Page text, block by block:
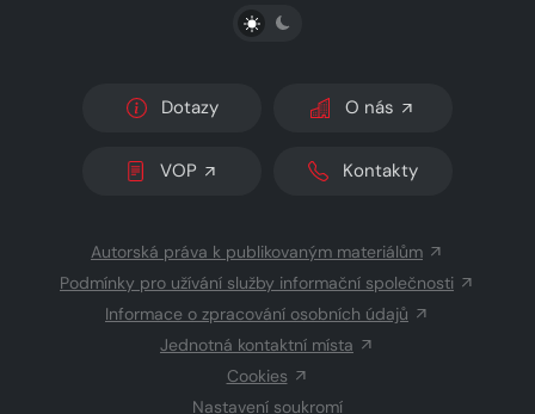
PŘEPNOUT SVĚTLÝ/TMAVÝ REŽIM
Dotazy O nás
VOP Kontakty
Autorská práva k publikovaným materiálům
Podmínky pro užívání služby informační společnosti
Informace o zpracování osobních údajů
Jednotná kontaktní místa
Cookies
Nastavení soukromí